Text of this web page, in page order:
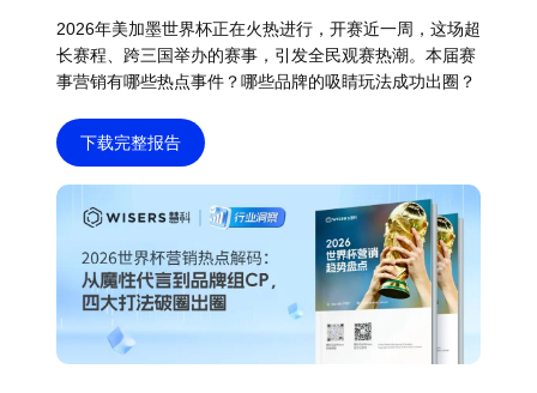
2026年美加墨世界杯正在火热进行，开赛近一周，这场超
长赛程、跨三国举办的赛事，引发全民观赛热潮。本届赛
事营销有哪些热点事件？哪些品牌的吸睛玩法成功出圈？
下载完整报告